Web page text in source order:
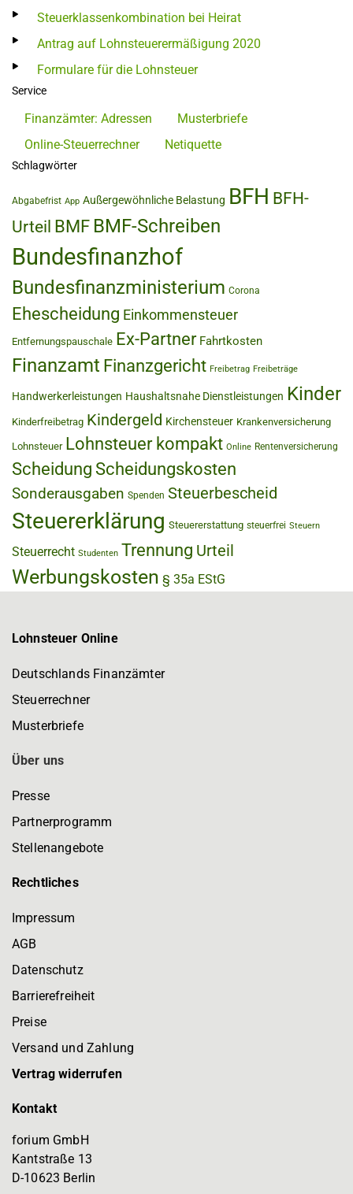
Steuerklassenkombination bei Heirat
Antrag auf Lohnsteuerermäßigung 2020
Formulare für die Lohnsteuer
Service
Finanzämter: Adressen
Musterbriefe
Online-Steuerrechner
Netiquette
Schlagwörter
Abgabefrist App Außergewöhnliche Belastung BFH BFH-
Urteil BMF BMF-Schreiben
Bundesfinanzhof
Bundesfinanzministerium Corona
Ehescheidung Einkommensteuer
Entfernungspauschale Ex-Partner Fahrtkosten
Finanzamt Finanzgericht Freibetrag Freibeträge
Handwerkerleistungen Haushaltsnahe Dienstleistungen Kinder
Kinderfreibetrag Kindergeld Kirchensteuer Krankenversicherung
Lohnsteuer Lohnsteuer kompakt Online Rentenversicherung
Scheidung Scheidungskosten
Sonderausgaben Spenden Steuerbescheid
Steuererklärung Steuererstattung steuerfrei Steuern
Steuerrecht Studenten Trennung Urteil
Werbungskosten § 35a EStG
Lohnsteuer Online
Deutschlands Finanzämter
Steuerrechner
Musterbriefe
Über uns
Presse
Partnerprogramm
Stellenangebote
Rechtliches
Impressum
AGB
Datenschutz
Barrierefreiheit
Preise
Versand und Zahlung
Vertrag widerrufen
Kontakt
forium GmbH
Kantstraße 13
D-10623 Berlin